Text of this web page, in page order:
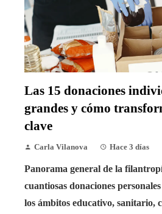
Las 15 donaciones
grandes y cómo
clave
Carla Vilanova Hace 3 días
Panorama general de la
cuantiosas donaciones
los ámbitos educativo, sanitario,